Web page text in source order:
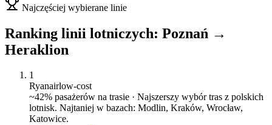
Najczęściej wybierane linie
Ranking linii lotniczych: Poznań →
Heraklion
1
Ryanairlow-cost
~42% pasażerów na trasie · Najszerszy wybór tras z polskich
lotnisk. Najtaniej w bazach: Modlin, Kraków, Wrocław,
Katowice.